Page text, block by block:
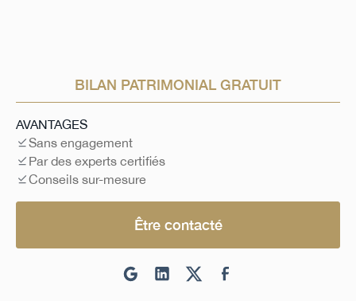
BILAN PATRIMONIAL GRATUIT
AVANTAGES
Sans engagement
Par des experts certifiés
Conseils sur-mesure
Être contacté